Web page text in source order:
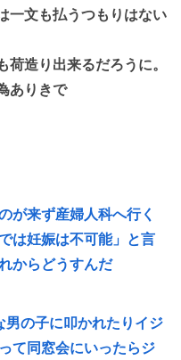
一文も払うつもりはない
造り出来るだろうに。
ありきで
が来ず産婦人科へ行く
は妊娠は不可能」と言
からどうすんだ
男の子に叩かれたりイジ
て同窓会にいったらジ